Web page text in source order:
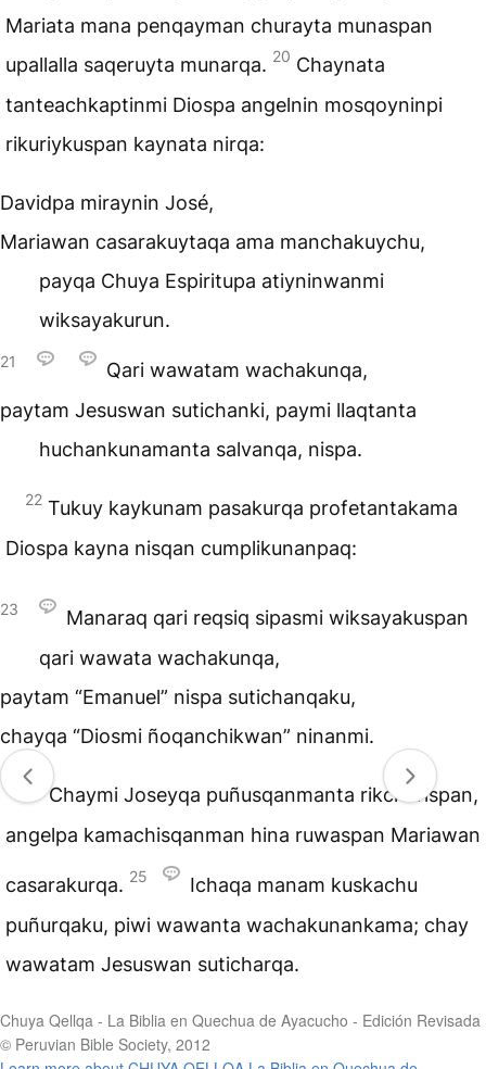
Mariata mana penqayman churayta munaspan
upallalla saqeruyta munarqa. 20 Chaynata
tanteachkaptinmi Diospa angelnin mosqoyninpi
rikuriykuspan kaynata nirqa:
Davidpa miraynin José,
Mariawan casarakuytaqa ama manchakuychu,
payqa Chuya Espiritupa atiyninwanmi
wiksayakurun.
21
Qari wawatam wachakunqa,
paytam Jesuswan sutichanki, paymi llaqtanta
huchankunamanta salvanqa, nispa.
22 Tukuy kaykunam pasakurqa profetantakama
Diospa kayna nisqan cumplikunanpaq:
23
Manaraq qari reqsiq sipasmi wiksayakuspan
qari wawata wachakunqa,
paytam “Emanuel” nispa sutichanqaku,
chayqa “Diosmi ñoqanchikwan” ninanmi.
24
Chaymi Joseyqa puñusqanmanta rikcharispan,
angelpa kamachisqanman hina ruwaspan Mariawan
casarakurqa. 25
Ichaqa manam kuskachu
puñurqaku, piwi wawanta wachakunankama; chay
wawatam Jesuswan suticharqa.
Chuya Qellqa - La Biblia en Quechua de Ayacucho - Edición Revisada
© Peruvian Bible Society, 2012